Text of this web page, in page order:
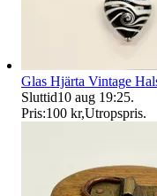
Glas Hjärta Vintage
Sluttid10 aug 19:25.
Pris:100 kr,Utropspris.